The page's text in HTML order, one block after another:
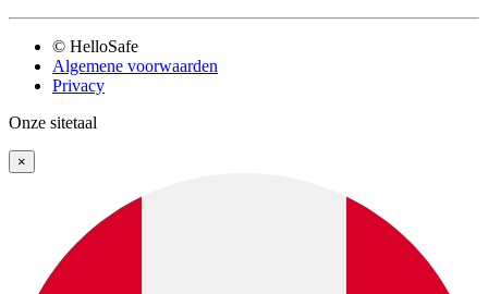
© HelloSafe
Algemene voorwaarden
Privacy
Onze sitetaal
×